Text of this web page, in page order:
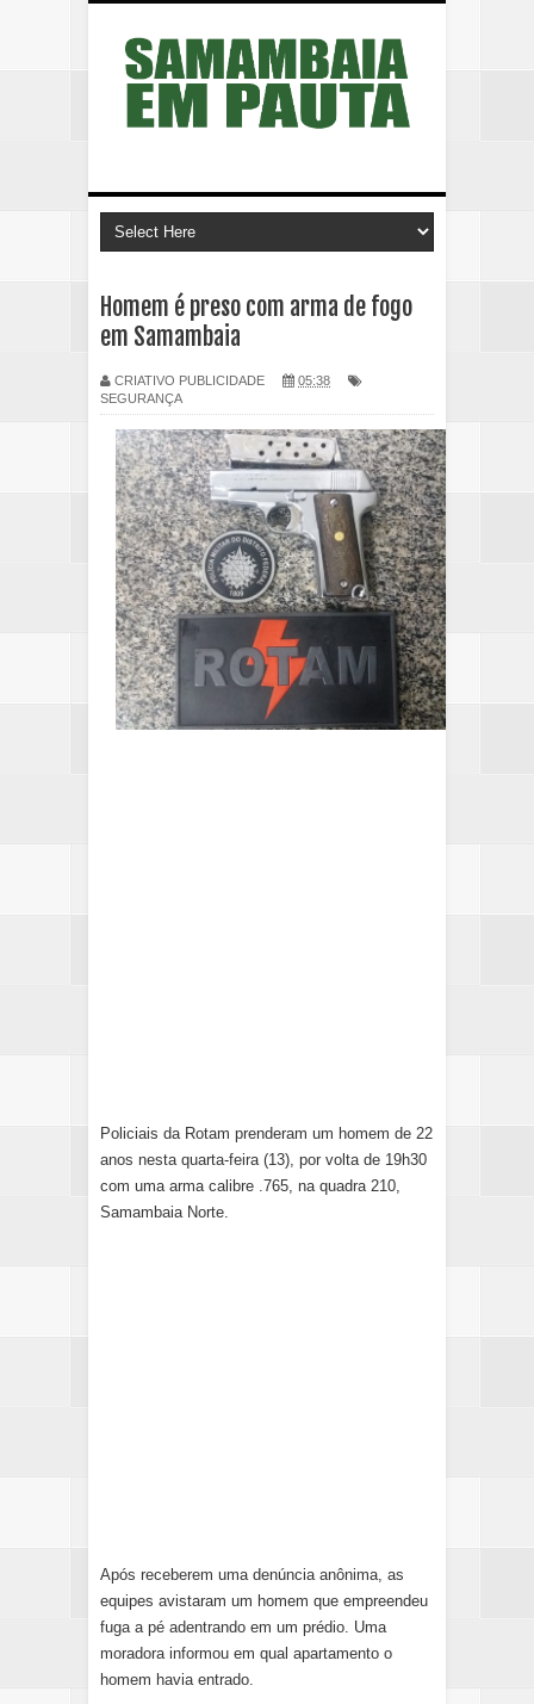
Homem é preso com arma de fogo
em Samambaia
CRIATIVO PUBLICIDADE
05:38
SEGURANÇA
Policiais da Rotam prenderam um homem de 22
anos nesta quarta-feira (13), por volta de 19h30
com uma arma calibre .765, na quadra 210,
Samambaia Norte.
Após receberem uma denúncia anônima, as
equipes avistaram um homem que empreendeu
fuga a pé adentrando em um prédio. Uma
moradora informou em qual apartamento o
homem havia entrado.